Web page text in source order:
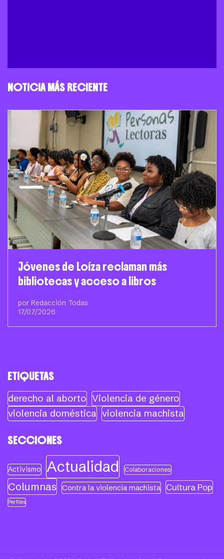
NOTICIA MÁS RECIENTE
Jóvenes de Loíza reclaman más
bibliotecas y acceso a libros
por Redacción Todas
17/07/2026
ETIQUETAS
derecho al aborto Violencia de género
violencia doméstica violencia machista
SECCIONES
Activismo Actualidad Colaboraciones
Columnas Contra la violencia machista Cultura Pop
Perfiles